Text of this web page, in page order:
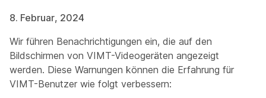
8. Februar, 2024
Wir führen Benachrichtigungen ein, die auf den
Bildschirmen von VIMT-Videogeräten angezeigt
werden. Diese Warnungen können die Erfahrung für
VIMT-Benutzer wie folgt verbessern: